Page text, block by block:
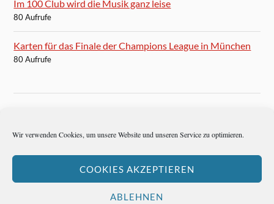
Wir verwenden Cookies, um unsere Website und unseren Service zu optimieren.
COOKIES AKZEPTIEREN
ABLEHNEN
Im 100 Club wird die Musik ganz leise
80 Aufrufe
Karten für das Finale der Champions League in München
80 Aufrufe
Autoren-Brief
Hemingways Welt